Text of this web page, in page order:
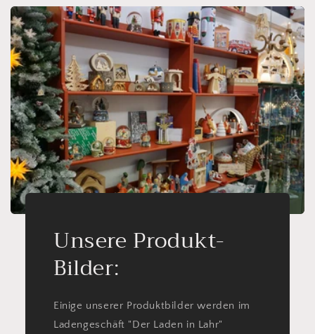
Unsere Produkt-
Bilder:
Einige unserer Produktbilder werden im
Ladengeschäft "Der Laden in Lahr"